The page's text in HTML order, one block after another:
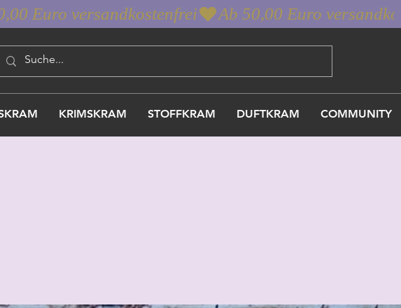
KRIMSKRAM STOFFKRAM DUFTKRAM COMMUNITY